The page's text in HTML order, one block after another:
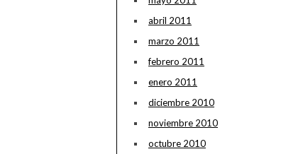
abril 2011
marzo 2011
febrero 2011
enero 2011
diciembre 2010
noviembre 2010
octubre 2010